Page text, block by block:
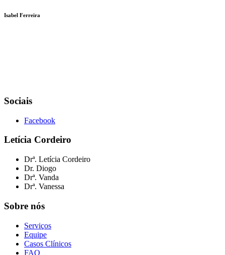
Isabel Ferreira
Sociais
Facebook
Letícia Cordeiro
Drª. Letícia Cordeiro
Dr. Diogo
Drª. Vanda
Drª. Vanessa
Sobre nós
Serviços
Equipe
Casos Clínicos
FAQ